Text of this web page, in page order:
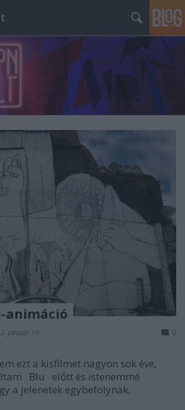
animáció
január 19. 0
ezt a kisfilmet nagyon sok éve,
Blu
előtt és istenemmé
a jelenetek egybefolynak,